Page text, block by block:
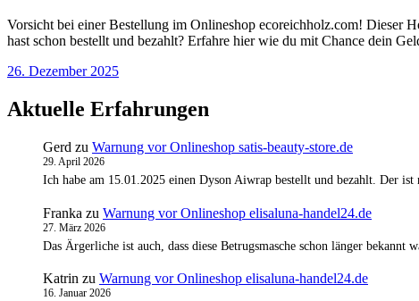
Vorsicht bei einer Bestellung im Onlineshop ecoreichholz.com! Dieser
hast schon bestellt und bezahlt? Erfahre hier wie du mit Chance dein
26. Dezember 2025
Aktuelle Erfahrungen
Gerd zu Warnung vor Onlineshop satis-beauty-store.de
29. April 2026
Ich habe am 15.01.2025 einen Dyson Aiwrap bestellt und bezahlt. Der
Franka zu Warnung vor Onlineshop elisaluna-handel24.de
27. März 2026
Das Ärgerliche ist auch, dass diese Betrugsmasche schon länger bekannt
Katrin zu Warnung vor Onlineshop elisaluna-handel24.de
16. Januar 2026